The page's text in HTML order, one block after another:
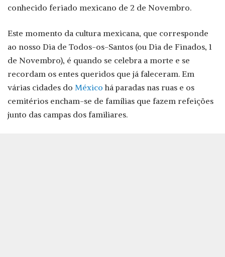
conhecido feriado mexicano de 2 de Novembro.
Este momento da cultura mexicana, que corresponde
ao nosso Dia de Todos-os-Santos (ou Dia de Finados, 1
de Novembro), é quando se celebra a morte e se
recordam os entes queridos que já faleceram. Em
várias cidades do México há paradas nas ruas e os
cemitérios encham-se de famílias que fazem refeições
junto das campas dos familiares.